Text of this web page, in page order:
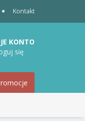
Kontakt
KONTO
się